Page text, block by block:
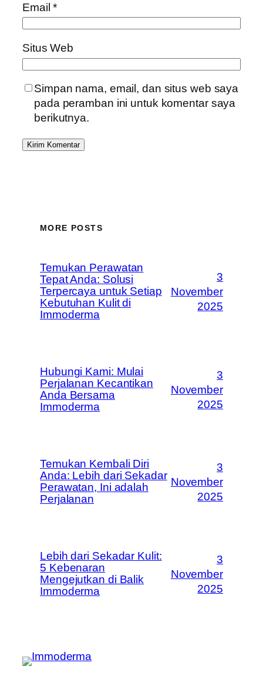
Email*
Situs Web
Simpan nama, email, dan situs web saya
pada peramban ini untuk komentar saya
berikutnya.
MORE POSTS
Temukan Perawatan
Tepat Anda: Solusi
Terpercaya untuk Setiap
Kebutuhan Kulit di
Immoderma
3
November
2025
Hubungi Kami: Mulai
Perjalanan Kecantikan
Anda Bersama
Immoderma
3
November
2025
Temukan Kembali Diri
Anda: Lebih dari Sekadar
Perawatan, Ini adalah
Perjalanan
3
November
2025
Lebih dari Sekadar Kulit:
5 Kebenaran
Mengejutkan di Balik
Immoderma
3
November
2025